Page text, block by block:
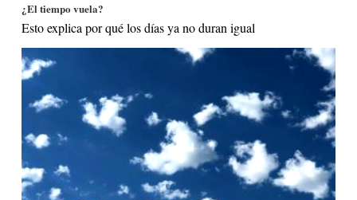
¿El tiempo vuela?
Esto explica por qué los días ya no duran igual